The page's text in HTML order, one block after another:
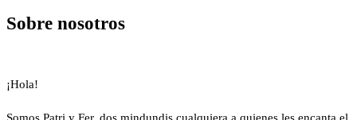
Sobre nosotros
¡Hola!